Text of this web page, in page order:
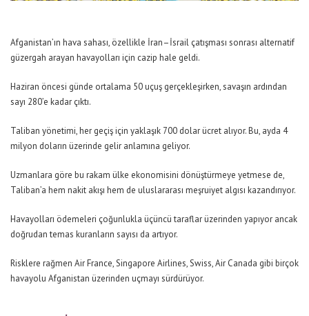
Afganistan’ın hava sahası, özellikle İran–İsrail çatışması sonrası alternatif
güzergah arayan havayolları için cazip hale geldi.
Haziran öncesi günde ortalama 50 uçuş gerçekleşirken, savaşın ardından
sayı 280’e kadar çıktı.
Taliban yönetimi, her geçiş için yaklaşık 700 dolar ücret alıyor. Bu, ayda 4
milyon doların üzerinde gelir anlamına geliyor.
Uzmanlara göre bu rakam ülke ekonomisini dönüştürmeye yetmese de,
Taliban’a hem nakit akışı hem de uluslararası meşruiyet algısı kazandırıyor.
Havayolları ödemeleri çoğunlukla üçüncü taraflar üzerinden yapıyor ancak
doğrudan temas kuranların sayısı da artıyor.
Risklere rağmen Air France, Singapore Airlines, Swiss, Air Canada gibi birçok
havayolu Afganistan üzerinden uçmayı sürdürüyor.